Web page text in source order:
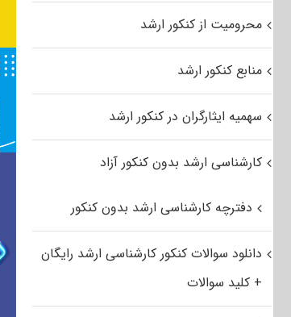
محرومیت از کنکور ارشد
منابع کنکور ارشد
سهمیه ایثارگران در کنکور ارشد
کارشناسی ارشد بدون کنکور آزاد
دفترچه کارشناسی ارشد بدون کنکور
دانلود سوالات کنکور کارشناسی ارشد رایگان
+ کلید سوالات